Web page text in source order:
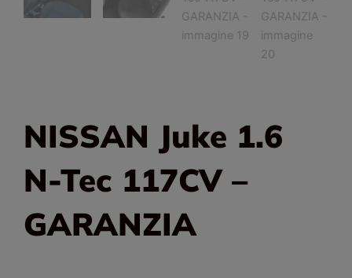
NISSAN Juke 1.6
N-Tec 117CV –
GARANZIA